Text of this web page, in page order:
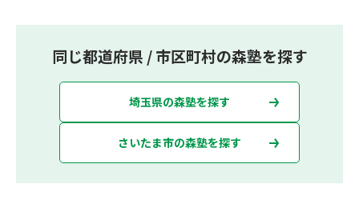
同じ都道府県 / 市区町村の森塾を探す
埼玉県の森塾を探す
さいたま市の森塾を探す